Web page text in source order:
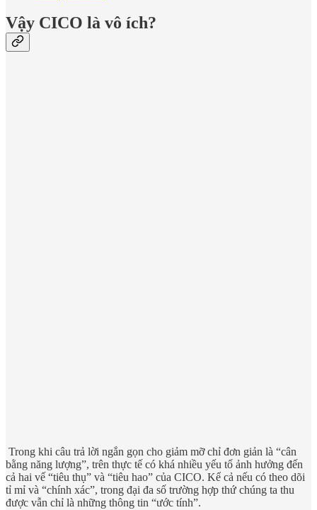
Vậy CICO là vô ích?
Trong khi câu trả lời ngắn gọn cho giảm mỡ chỉ đơn giản là “cân
bằng năng lượng”, trên thực tế có khá nhiều yếu tố ảnh hưởng đến
cả hai vế “tiêu thụ” và “tiêu hao” của CICO. Kể cả nếu có theo dõi
tỉ mỉ và “chính xác”, trong đại đa số trường hợp thứ chúng ta thu
được vẫn chỉ là những thông tin “ước tính”.